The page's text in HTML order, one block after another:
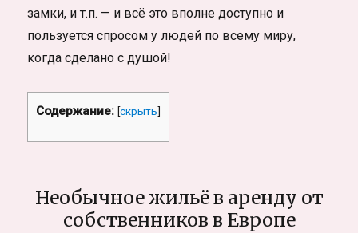
замки, и т.п. — и всё это вполне доступно и
пользуется спросом у людей по всему миру,
когда сделано с душой!
Содержание: [скрыть]
Необычное жильё в аренду от
собственников в Европе